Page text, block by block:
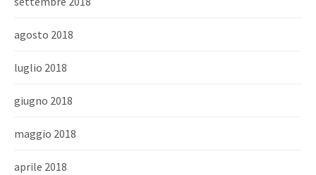
agosto 2018
luglio 2018
giugno 2018
maggio 2018
aprile 2018